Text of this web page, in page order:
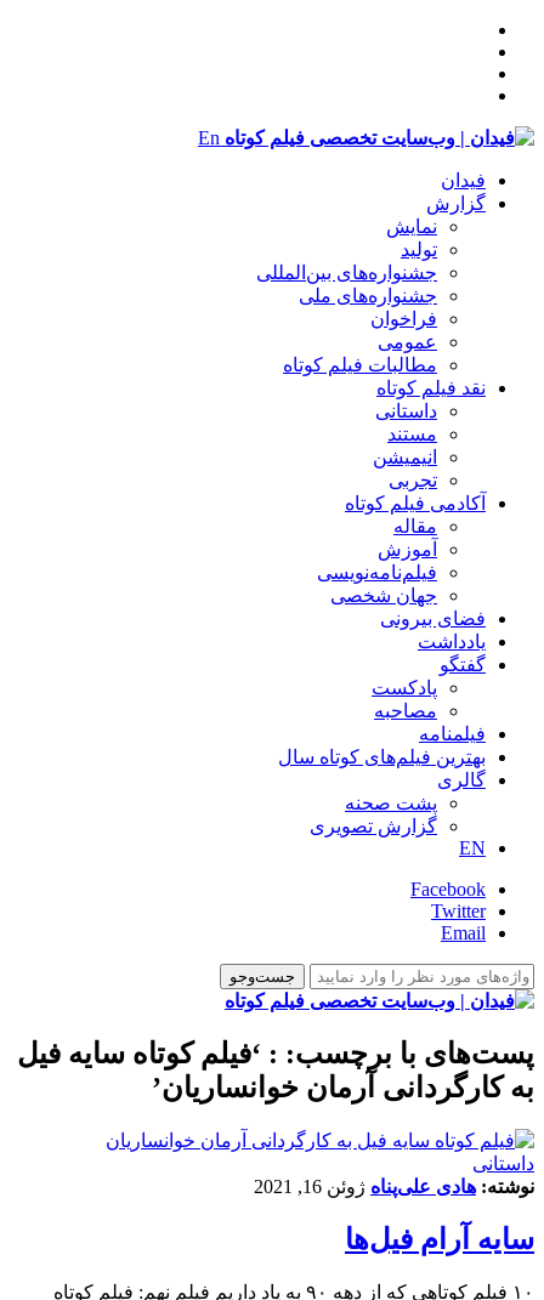
En
فیدان
گزارش
نمایش
تولید
‌‌جشنواره‌های بین‌المللی
جشنواره‌های ملی
فراخوان
عمومی
مطالبات فیلم کوتاه
نقد فیلم کوتاه
داستانی
مستند
انیمیشن
تجربی
آکادمی فیلم کوتاه
مقاله
آموزش
فیلم‌نامه‌نویسی
جهان شخصی
فضای بیرونی
یادداشت
گفتگو
پادکست
مصاحبه
فیلمنامه
بهترین فیلم‌های کوتاه سال
گالری
پشت صحنه
گزارش تصویری
EN
Facebook
Twitter
Email
پست‌های با برچسب: : ‘فیلم کوتاه سایه فیل
به کارگردانی آرمان خوانساریان’
داستانی
نوشته: هادی علی‌پناه ژوئن 16, 2021
سایه آرام فیل‌ها
۱۰ فیلم‌ کوتاهی که از دهه ۹۰ به یاد داریم فیلم نهم: فیلم کوتاه